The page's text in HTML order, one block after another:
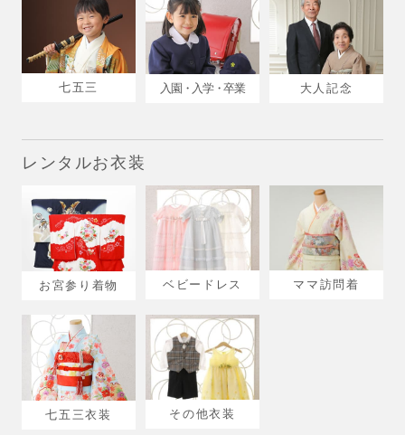
七五三 入園・入学・卒業 大人記念
レンタルお衣装
お宮参り着物 ベビードレス ママ訪問着
七五三衣装 その他衣装